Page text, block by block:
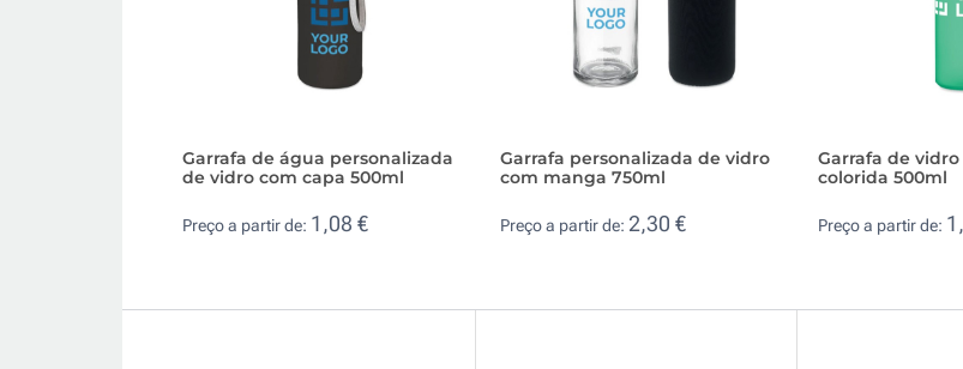
Garrafa de água personalizada
de vidro com capa 500ml
Preço a partir de: 1,08 €
Garrafa personalizada de vidro
com manga 750ml
Preço a partir de: 2,30 €
Garrafa de
colorida 500ml
Preço a partir de: